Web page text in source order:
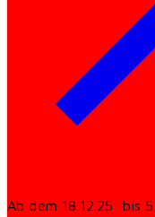
Ab dem 18.12.25 bis